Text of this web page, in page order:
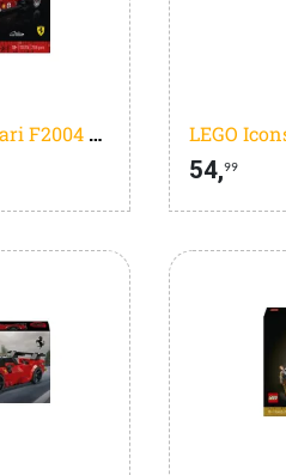
LEGO Icons Ferrari F2004 en Michael Schumacher - 11375
54,99